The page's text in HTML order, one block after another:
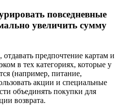
повседневные
увеличить сумму
предпочтение картам и
в тех категориях, которые у
(например, питание,
акции и специальные
объединять покупки для
возврата.